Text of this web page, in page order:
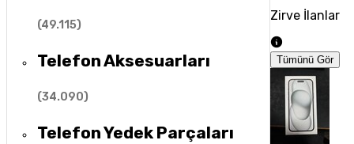
(49.115)
Telefon Aksesuarları
(34.090)
Telefon Yedek Parçaları
Zirve İlanlar
Tümünü Gör